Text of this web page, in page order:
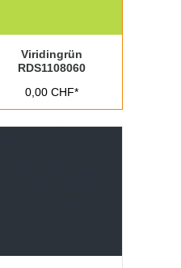
Viridingrün
RDS1108060
0,00 CHF*